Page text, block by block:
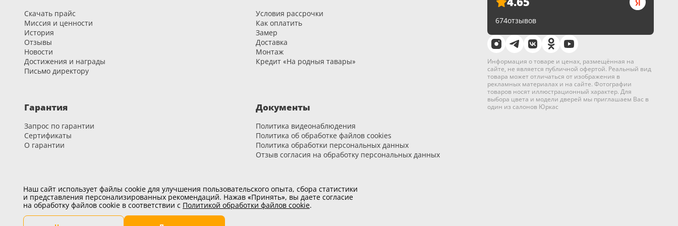
Наш сайт использует файлы cookie для улучшения пользовательского опыта, сбора статистики
и представления персонализированных рекомендаций. Нажав «Принять», вы даете согласие
на обработку файлов cookie в соответствии с Политикой обработки файлов cookie.
674отзывов
Информация о товаре и ценах, размещённая на
сайте, не является публичной офертой. Реальный вид
товара может отличаться от изображения в
рекламных материалах и на сайте. Фотографии
товаров носят иллюстрационный характер. Для
выбора цвета и модели дверей мы приглашаем Вас в
один из салонов Юркас
Скачать прайс
Миссия и ценности
История
Отзывы
Новости
Достижения и награды
Письмо директору
Условия рассрочки
Как оплатить
Замер
Доставка
Монтаж
Кредит «На родныя тавары»
Гарантия
Запрос по гарантии
Сертификаты
О гарантии
Вакансии
Развитие и обучение
Документы
Политика видеонаблюдения
Политика об обработке файлов cookies
Политика обработки персональных данных
Отзыв согласия на обработку персональных данных
Черный
Шоколад
Показать все 25 цветов